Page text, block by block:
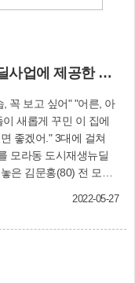
인터뷰 / 1천525여평 도시재생뉴딜사업에 제공한 김 문 홍 전 모라2동장
고 싶어" "어른, 아
새롭게 꾸민 이 집에
." 3대에 걸쳐
모라동 도시재생뉴딜
은 김문홍(80) 전 모라2
2022-05-27